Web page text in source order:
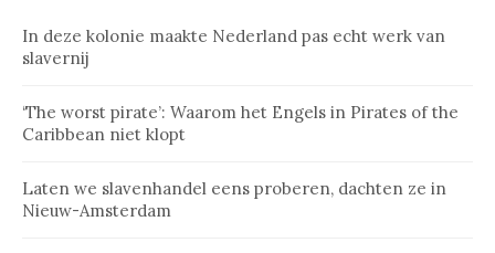
In deze kolonie maakte Nederland pas echt werk van
slavernij
‘The worst pirate’: Waarom het Engels in Pirates of the
Caribbean niet klopt
Laten we slavenhandel eens proberen, dachten ze in
Nieuw-Amsterdam